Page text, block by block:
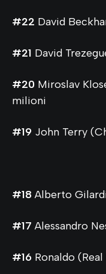
#22 David
#21 David
#20 Miroslav
milioni
#19 John Terry
#18 Alberto
#17 Alessandro
#16 Ronaldo